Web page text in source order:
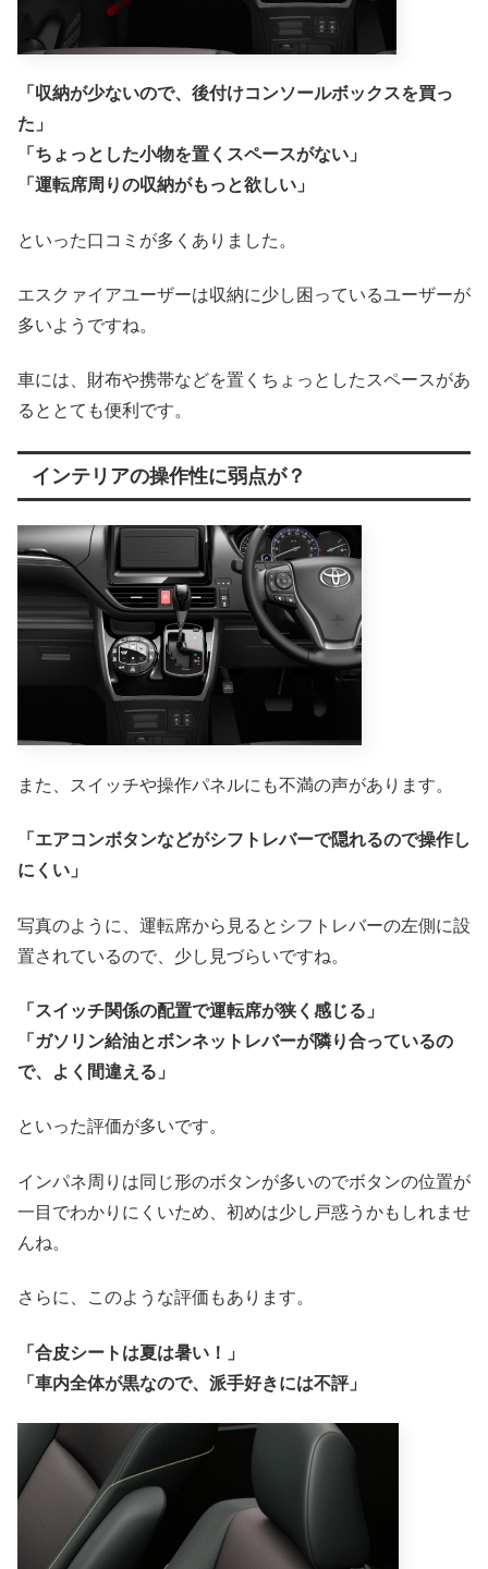
「収納が少ないので、後付けコンソールボックスを買っ
た」
「ちょっとした小物を置くスペースがない」
「運転席周りの収納がもっと欲しい」
といった口コミが多くありました。
エスクァイアユーザーは収納に少し困っているユーザーが
多いようですね。
車には、財布や携帯などを置くちょっとしたスペースがあ
るととても便利です。
インテリアの操作性に弱点が？
また、スイッチや操作パネルにも不満の声があります。
「エアコンボタンなどがシフトレバーで隠れるので操作し
にくい」
写真のように、運転席から見るとシフトレバーの左側に設
置されているので、少し見づらいですね。
「スイッチ関係の配置で運転席が狭く感じる」
「ガソリン給油とボンネットレバーが隣り合っているの
で、よく間違える」
といった評価が多いです。
インパネ周りは同じ形のボタンが多いのでボタンの位置が
一目でわかりにくいため、初めは少し戸惑うかもしれませ
んね。
さらに、このような評価もあります。
「合皮シートは夏は暑い！」
「車内全体が黒なので、派手好きには不評」